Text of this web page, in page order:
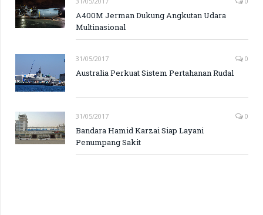
A400M Jerman Dukung Angkutan Udara
Multinasional
31/05/2017 0
Australia Perkuat Sistem Pertahanan Rudal
31/05/2017 0
Bandara Hamid Karzai Siap Layani
Penumpang Sakit